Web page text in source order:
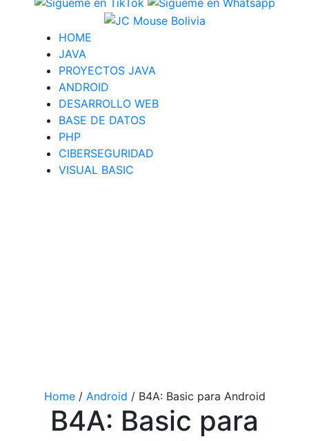
HOME
JAVA
PROYECTOS JAVA
ANDROID
DESARROLLO WEB
BASE DE DATOS
PHP
CIBERSEGURIDAD
VISUAL BASIC
Home/ Android / B4A: Basic para Android
B4A: Basic para